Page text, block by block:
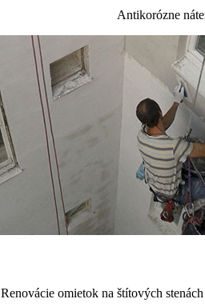
Antikorózne
Renovácie omietok na štítových